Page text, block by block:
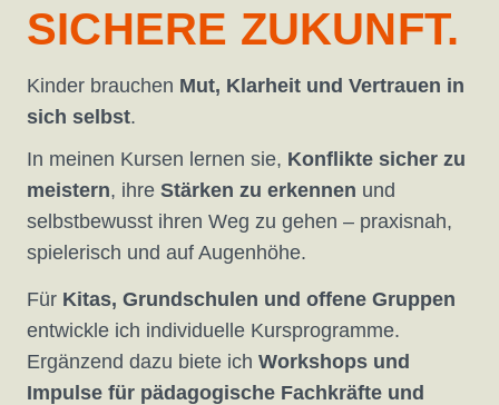
SICHERE ZUKUNFT.
Kinder brauchen Mut, Klarheit und Vertrauen in
sich selbst.
In meinen Kursen lernen sie, Konflikte sicher zu
meistern, ihre Stärken zu erkennen und
selbstbewusst ihren Weg zu gehen – praxisnah,
spielerisch und auf Augenhöhe.
Für Kitas, Grundschulen und offene Gruppen
entwickle ich individuelle Kursprogramme.
Ergänzend dazu biete ich Workshops und
Impulse für pädagogische Fachkräfte und